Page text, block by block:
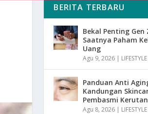
BERITA TERBARU
Bekal Penting Gen
Saatnya Paham
Uang
Agu 9, 2026 | LIFESTYLE
Panduan Anti
Kandungan
Pembasmi Kerutan
Agu 8, 2026 | LIFESTYLE